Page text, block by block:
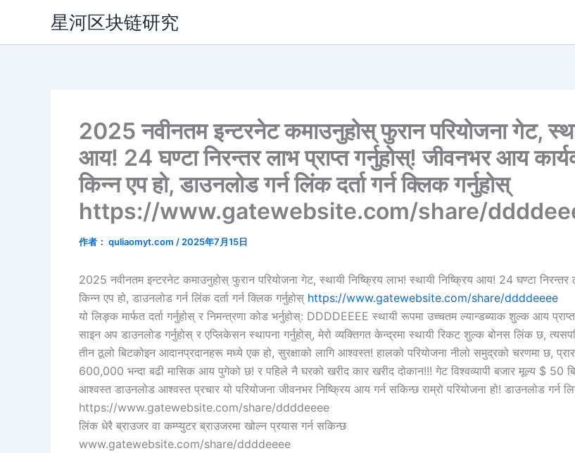
内
星河区块链研究
2025 नवीनतम इन्टरनेट कमाउनुहोस् फुरान परियोजना गेट,
आय! 24 घण्टा निरन्तर लाभ प्राप्त गर्नुहोस्! जीवनभर आय
किन्न एप हो, डाउनलोड गर्न लिंक दर्ता गर्न क्लिक गर्नुहोस्
https://www.gatewebsite.com/share/
作者： quliaomyt.com / 2025年7月15日
2025 नवीनतम इन्टरनेट कमाउनुहोस् फुरान परियोजना गेट, स्थायी निष्क्रिय लाभ! स्थायी निष्क्रिय आय! 24 घण्टा
किन्न एप हो, डाउनलोड गर्न लिंक दर्ता गर्न क्लिक गर्नुहोस् https://www.gatewebsite.com/share/ddddeeee
यो लिङ्क मार्फत दर्ता गर्नुहोस् र निमन्त्रणा कोड भर्नुहोस्: DDDDEEEE स्थायी रूपमा उच्चतम ल्यान्डब्याक शुल्क आय
साइन अप डाउनलोड गर्नुहोस् र एप्लिकेसन स्थापना गर्नुहोस्, मेरो व्यक्तिगत केन्द्रमा स्थायी रिकट शुल्क बोनस लिंक छ,
तीन ठूलो बिटकोइन आदानप्रदानहरू मध्ये एक हो, सुरक्षाको लागि आश्वस्त! हालको परियोजना नीलो समुद्रको चरणमा छ,
600,000 भन्दा बढी मासिक आय पुगेको छ! र पहिले नै घरको खरीद कार खरीद दोकान!!! गेट विश्वव्यापी बजार मूल्य $ 50
आश्वस्त डाउनलोड आश्वस्त प्रचार यो परियोजना जीवनभर निष्क्रिय आय गर्न सकिन्छ राम्रो परियोजना हो! डाउनलोड गर्न
https://www.gatewebsite.com/share/ddddeeee
लिंक धेरै ब्राउजर वा कम्प्युटर ब्राउजरमा खोल्न प्रयास गर्न सकिन्छ
www.gatewebsite.com/share/ddddeeee